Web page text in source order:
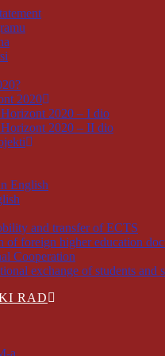
2020
2020 – I dio
2020 – II dio
English
and transfer of ECTS
of foreign higher education
Cooperation
exchange of students and
RAD
a